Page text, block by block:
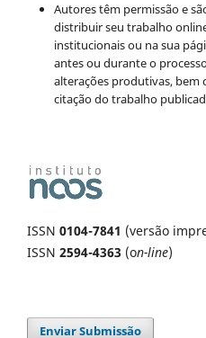
Autores têm permissão e
distribuir seu trabalho
institucionais ou na sua
antes ou durante o
alterações produtivas, bem
citação do trabalho
ISSN 0104-7841 (versão
ISSN 2594-4363 (on-line)
Enviar Submissão